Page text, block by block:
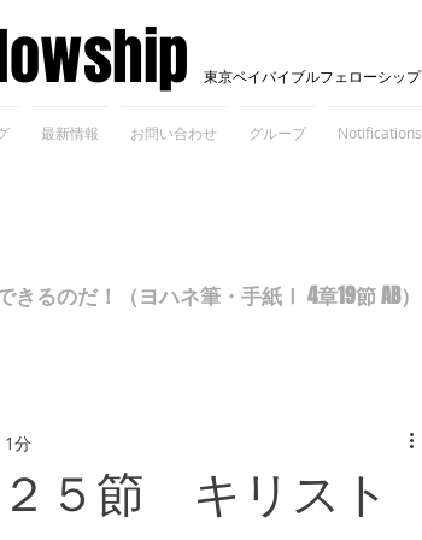
東京ベイバイブルフェローシップ
最新情報 お問い合わせ グループ Notifications
るのだ！（ヨハネ筆・手紙Ⅰ 4章19節 AB）
５節 キリスト
1分